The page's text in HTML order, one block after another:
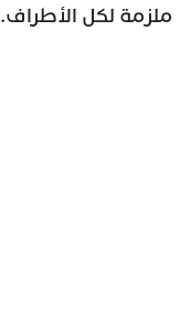
ملزمة لكل الأطراف.